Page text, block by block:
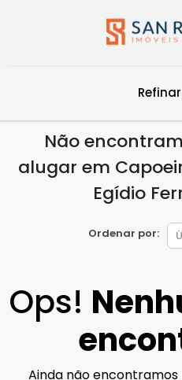
Não
alugar em
Egídio
Ordenar por:
Ops!
Ainda não